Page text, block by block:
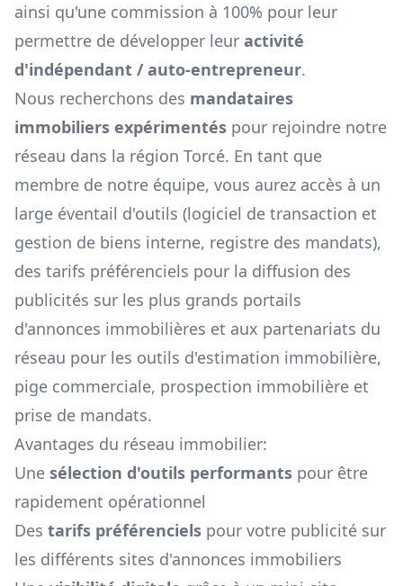
ainsi qu'une commission à 100% pour leur
permettre de développer leur activité
d'indépendant / auto-entrepreneur.
Nous recherchons des mandataires
immobiliers expérimentés pour rejoindre notre
réseau dans la région Torcé. En tant que
membre de notre équipe, vous aurez accès à un
large éventail d'outils (logiciel de transaction et
gestion de biens interne, registre des mandats),
des tarifs préférenciels pour la diffusion des
publicités sur les plus grands portails
d'annonces immobilières et aux partenariats du
réseau pour les outils d'estimation immobilière,
pige commerciale, prospection immobilière et
prise de mandats.
Avantages du réseau immobilier:
Une sélection d'outils performants pour être
rapidement opérationnel
Des tarifs préférenciels pour votre publicité sur
les différents sites d'annonces immobiliers